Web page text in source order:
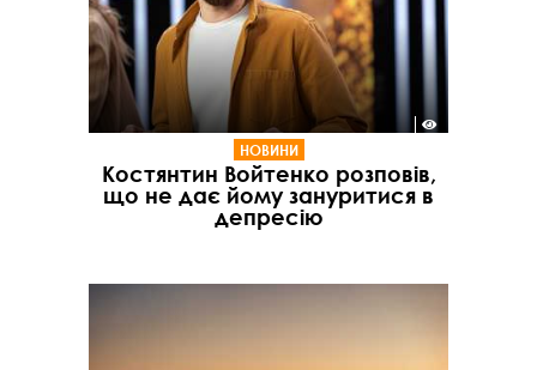
НОВИНИ
Костянтин Войтенко розповів,
що не дає йому зануритися в
депресію